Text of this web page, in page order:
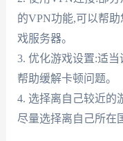
的VPN功能,可以帮
戏服务器。
3. 优化游戏设置:适
帮助缓解卡顿问题。
4. 选择离自己较近的
尽量选择离自己所在